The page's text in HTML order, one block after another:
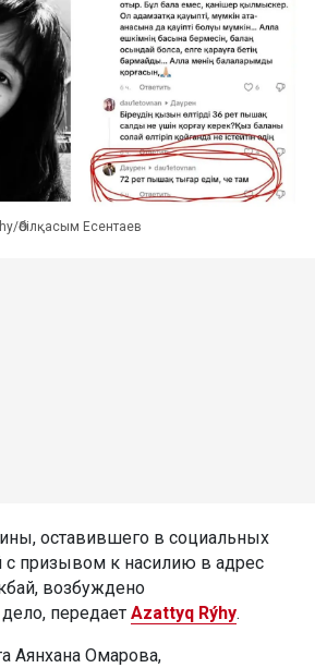
Әбілқасым Есентаев
оставившего в социальных
с призывом к насилию в адрес
возбуждено
передает Azattyq Rýhy.
Аянхана Омарова,